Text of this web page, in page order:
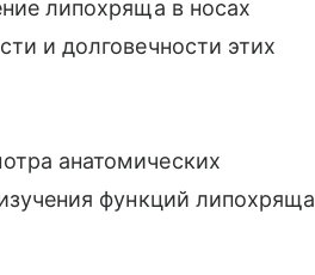
липохряща в носах
и долговечности этих
анатомических
функций липохряща